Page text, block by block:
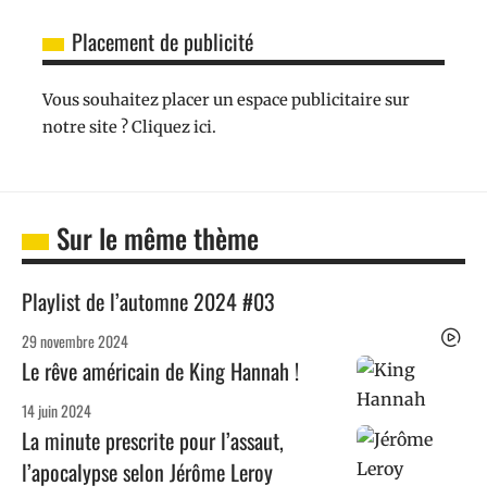
Placement de publicité
Vous souhaitez placer un espace publicitaire sur
notre site ? Cliquez ici.
Sur le même thème
Playlist de l’automne 2024 #03
29 novembre 2024
Le rêve américain de King Hannah !
14 juin 2024
La minute prescrite pour l’assaut,
l’apocalypse selon Jérôme Leroy